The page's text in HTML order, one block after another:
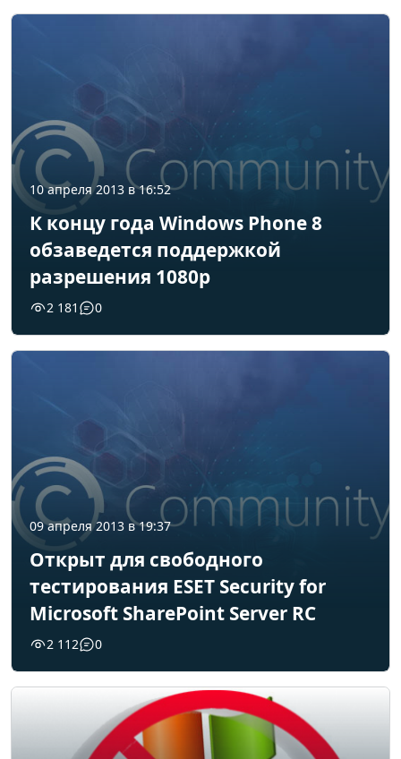
10 апреля 2013 в 16:52
К концу года Windows Phone 8
обзаведется поддержкой
разрешения 1080p
2 181 0
09 апреля 2013 в 19:37
Открыт для свободного
тестирования ESET Security for
Microsoft SharePoint Server RC
2 112 0